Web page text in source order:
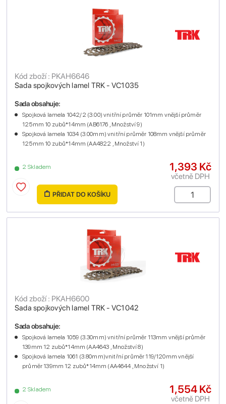
Sada spojkových lamel TRK - VC1035
Kód zboží : PKAH6646
2 Skladem
Sada obsahuje:
Spojková lamela 1042/2 (3.00) vnitřní průměr 101mm vnější průměr
125mm 10 zubů*14mm (AB6176 , Množství 9)
Spojková lamela 1034 (3.00mm) vnitřní průměr 108mm vnější průměr
125mm 10 zubů*14mm (AA4822 , Množství 1)
1,393 Kč
včetně DPH
PŘIDAT DO KOŠÍKU
Sada spojkových lamel TRK - VC1042
Kód zboží : PKAH6600
2 Skladem
Sada obsahuje:
Spojková lamela 1059 (3.30mm) vnitřní průměr 113mm vnější průměr
139mm 12 zubů*14mm (AA4643 , Množství 8)
Spojková lamela 1061 (3.80mm)vnitřní průměr 119/120mm vnější
průměr 139mm 12 zubů*14mm (AA4644 , Množství 1)
1,554 Kč
včetně DPH